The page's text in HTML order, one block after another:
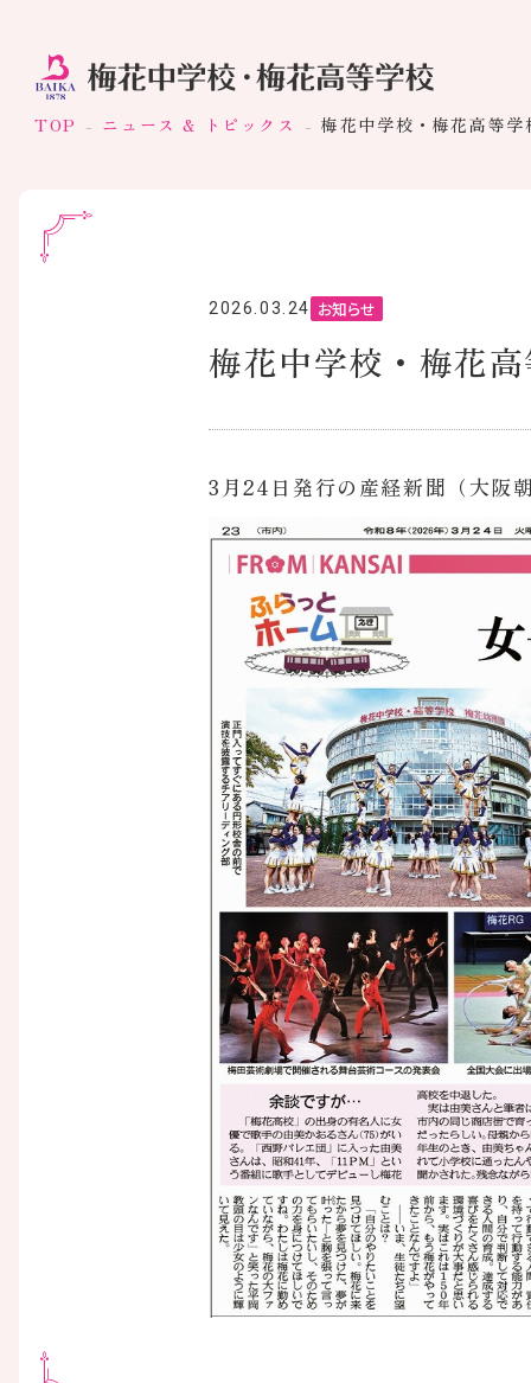
TOP ニュース & トピックス 梅花中学校・梅花高等
2026.03.24 お知らせ
梅花中学校・梅花
3月24日発行の産経新聞（大阪